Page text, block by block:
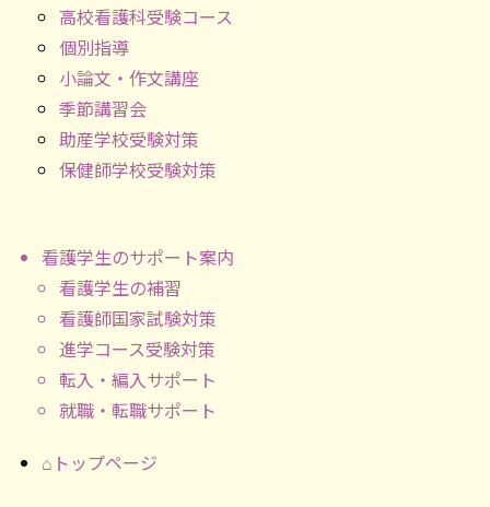
高校看護科受験コース
個別指導
小論文・作文講座
季節講習会
助産学校受験対策
保健師学校受験対策
看護学生のサポート案内
看護学生の補習
看護師国家試験対策
進学コース受験対策
転入・編入サポート
就職・転職サポート
⌂トップページ